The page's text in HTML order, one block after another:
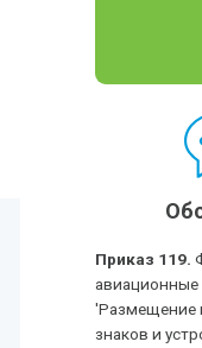
Приказ 119.
авиационные
'Размещение
знаков и